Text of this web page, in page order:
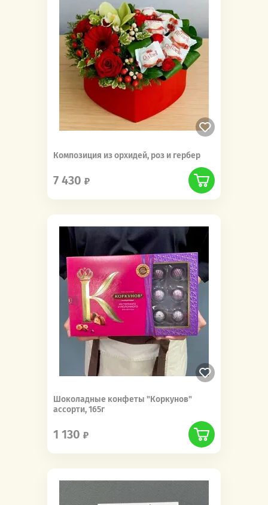
Композиция из орхидей, роз и гербер
7 430
Шоколадные конфеты "Коркунов"
ассорти, 165г
1 130